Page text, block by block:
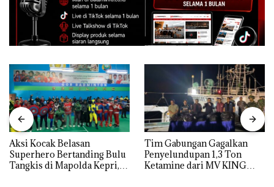
Aksi Kocak Belasan
Superhero Bertanding Bulu
Tangkis di Mapolda Kepri,
Tim Gabungan Gagalkan
Penyelundupan 1,3 Ton
Ketamine dari MV KING